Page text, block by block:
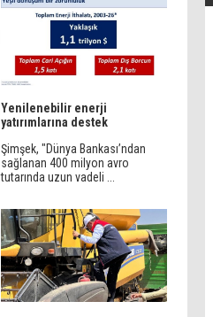
Yenilenebilir enerji
yatırımlarına destek
Şimşek, "Dünya Bankası’ndan
sağlanan 400 milyon avro
tutarında uzun vadeli ...